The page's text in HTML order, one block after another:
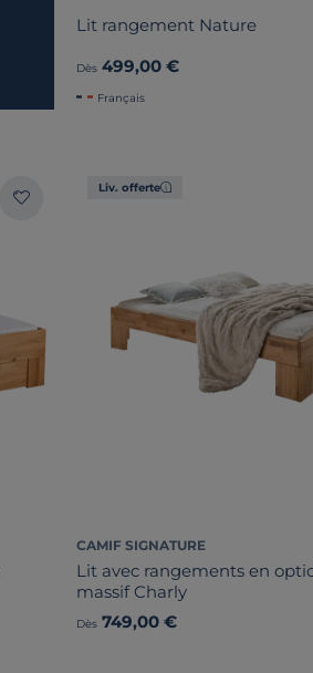
Lit rangement Nature
Dès 499,00 €
Français
Liv. offerte
CAMIF SIGNATURE
Lit avec rangements en
massif Charly
Dès 749,00 €